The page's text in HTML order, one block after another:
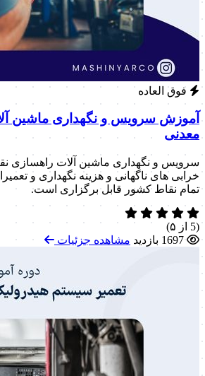
فوق العاده
آموزش سرویس و نگهداری ماشین
معدنی
سرویس و نگهداری ماشین آلات راهسازی
خرابی های ناگهانی و هزینه نگهداری و
تمام نقاط کشور قابل برگزاری است.
(5 از ۵)
1697 بازدید
مشاهده جزئیات